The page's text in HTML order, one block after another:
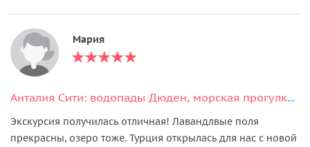
Мария
Анталия Сити: водопады Дюден, морская прогулка и старый город Калеичи
Экскурсия получилась отличная! Лавандлвые поля
прекрасны, озеро тоже. Турция открылась для нас с новой